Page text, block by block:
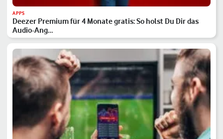
APPS
Deezer Premium für 4 Monate gratis: So holst Du Dir das
Audio-Ang…